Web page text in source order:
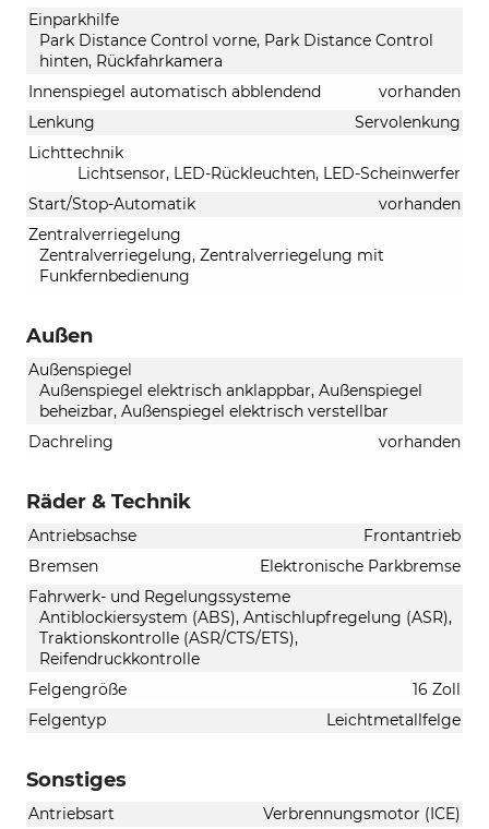
Einparkhilfe
Park Distance Control vorne, Park Distance Control
hinten, Rückfahrkamera
Innenspiegel automatisch abblendend
vorhanden
Lenkung
Servolenkung
Lichttechnik
Lichtsensor, LED-Rückleuchten, LED-Scheinwerfer
Start/Stop-Automatik
vorhanden
Zentralverriegelung
Zentralverriegelung, Zentralverriegelung mit
Funkfernbedienung
Außen
Außenspiegel
Außenspiegel elektrisch anklappbar, Außenspiegel
beheizbar, Außenspiegel elektrisch verstellbar
Dachreling
vorhanden
Räder & Technik
Antriebsachse
Frontantrieb
Bremsen
Elektronische Parkbremse
Fahrwerk- und Regelungssysteme
Antiblockiersystem (ABS), Antischlupfregelung (ASR),
Traktionskontrolle (ASR/CTS/ETS),
Reifendruckkontrolle
Felgengröße
16 Zoll
Felgentyp
Leichtmetallfelge
Sonstiges
Antriebsart
Verbrennungsmotor (ICE)